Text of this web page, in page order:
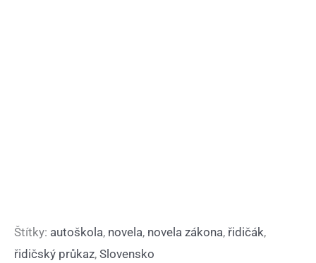
Štítky: autoškola, novela, novela zákona, řidičák,
řidičský průkaz, Slovensko